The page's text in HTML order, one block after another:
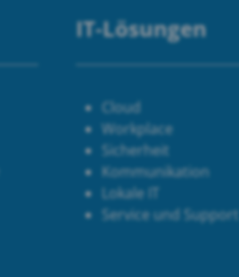
IT-Lösungen
Cloud
Workplace
Sicherheit
Kommunikation
Lokale IT
Service und Support